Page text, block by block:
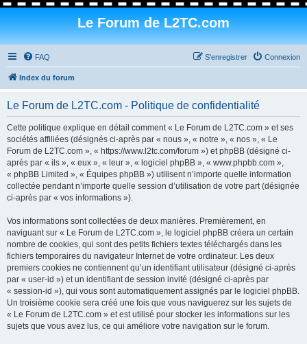
Le Forum de L2TC.com
FAQ Connexion
S’enregistrer
Index du forum
Le Forum de L2TC.com - Politique de confidentialité
Cette politique explique en détail comment « Le Forum de L2TC.com » et ses
sociétés affiliées (désignés ci-après par « nous », « notre », « nos », « Le
Forum de L2TC.com », « https://www.l2tc.com/forum ») et phpBB (désigné ci-
après par « ils », « eux », « leur », « logiciel phpBB », « www.phpbb.com »,
« phpBB Limited », « Équipes phpBB ») utilisent n’importe quelle information
collectée pendant n’importe quelle session d’utilisation de votre part (désignée
ci-après par « vos informations »).
Vos informations sont collectées de deux manières. Premièrement, en
naviguant sur « Le Forum de L2TC.com », le logiciel phpBB créera un certain
nombre de cookies, qui sont des petits fichiers textes téléchargés dans les
fichiers temporaires du navigateur Internet de votre ordinateur. Les deux
premiers cookies ne contiennent qu’un identifiant utilisateur (désigné ci-après
par « user-id ») et un identifiant de session invité (désigné ci-après par
« session-id »), qui vous sont automatiquement assignés par le logiciel phpBB.
Un troisième cookie sera créé une fois que vous naviguerez sur les sujets de
« Le Forum de L2TC.com » et est utilisé pour stocker les informations sur les
sujets que vous avez lus, ce qui améliore votre navigation sur le forum.